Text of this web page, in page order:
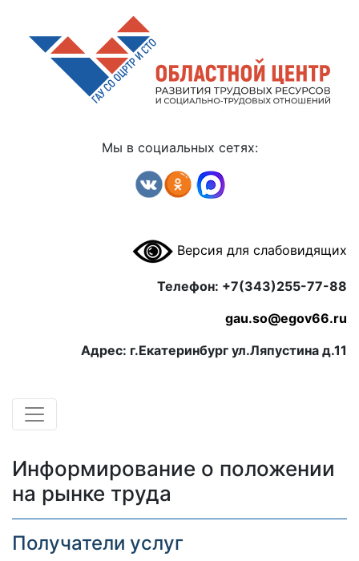
Мы в социальных сетях:
Версия для слабовидящих
Телефон: +7(343)255-77-88
gau.so@egov66.ru
Адрес: г.Екатеринбург ул.Ляпустина д.11
Информирование о положении
на рынке труда
Получатели услуг